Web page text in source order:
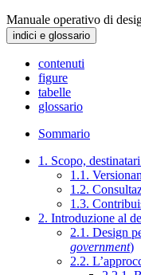
Manuale operativo di
indici e glossario
contenuti
figure
tabelle
glossario
Sommario
1. Scopo,
1.1.
1.2.
1.3.
2. Introduzione al
2.1. Design
government)
2.2.